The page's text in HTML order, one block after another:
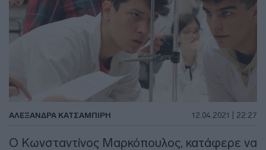
ΑΛΕΞΆΝΔΡΑ ΚΑΤΣΑΜΠΊΡΗ 12.04.2021 | 22:27
O Κωνσταντίνος Μαρκόπουλος, κατάφερε να